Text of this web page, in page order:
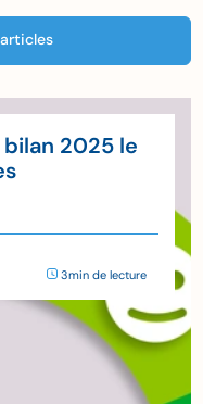
2025 le
3min de lecture